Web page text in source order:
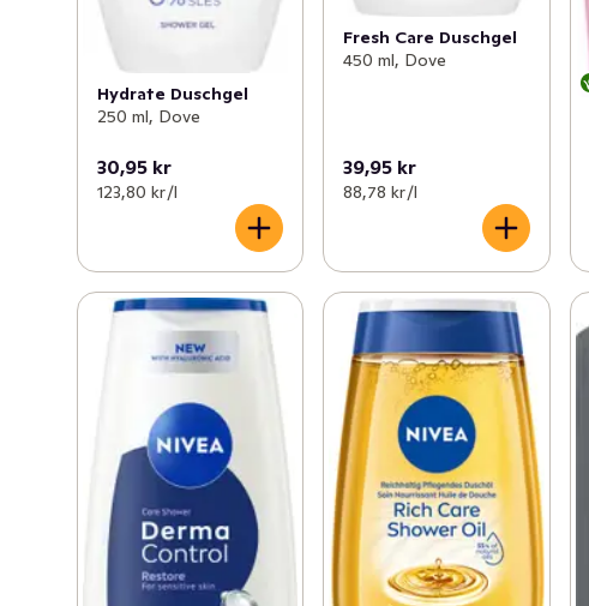
relation till hur de ser ut.
Globalt sett testas Dove aldrig på djur och är
certifierade med PETA Cruelty Free.
* 92 % av ingredienserna bryts ned till koldioxid, vatten
och mineraler (OECD testmetoder 301,302 och/eller
** Flaska exklusive lock och etiketter
Hydrate Duschgel
250 ml, Dove
30,95 kr
123,80 kr /l
Fresh Care Duschgel
450 ml, Dove
39,95 kr
88,78 kr /l